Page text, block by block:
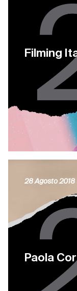
Filming
Paola
28 Agosto 2018